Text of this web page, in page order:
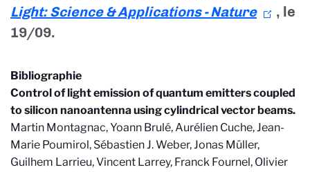
Light: Science & Applications - Nature
, le
19/09.
Bibliographie
Control of light emission of quantum emitters coupled
to silicon nanoantenna using cylindrical vector beams.
Martin Montagnac, Yoann Brulé, Aurélien Cuche, Jean-
Marie Poumirol, Sébastien J. Weber, Jonas Müller,
Guilhem Larrieu, Vincent Larrey, Franck Fournel, Olivier